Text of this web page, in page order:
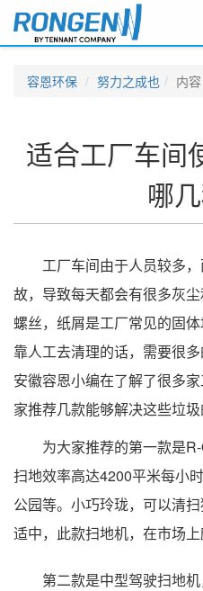
容恩环保 努力之成也 内容
适合工厂车间
哪几
工厂车间由于人员较多
故，导致每天都会有很多灰
螺丝，纸屑是工厂常见的固
靠人工去清理的话，需要很
安徽容恩小编在了解了很多
家推荐几款能够解决这些垃圾
为大家推荐的第一款是
扫地效率高达4200平米每小
公园等。小巧玲珑，可以清
适中，此款扫地机，在市场上
第二款是中型驾驶扫地